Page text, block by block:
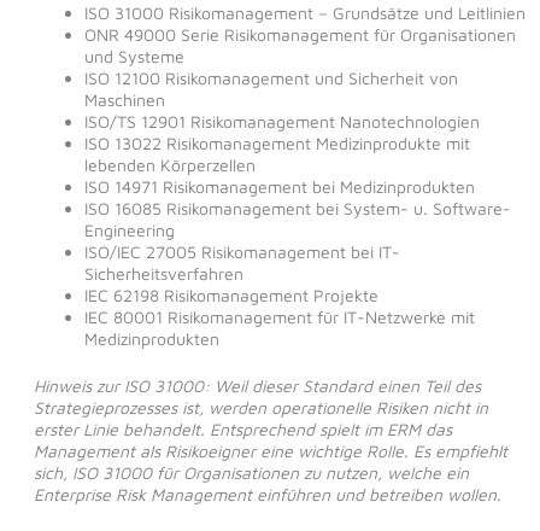
ISO 31000 Risikomanagement – Grundsätze und Leitlinien
ONR 49000 Serie Risikomanagement für Organisationen
und Systeme
ISO 12100 Risikomanagement und Sicherheit von
Maschinen
ISO/TS 12901 Risikomanagement Nanotechnologien
ISO 13022 Risikomanagement Medizinprodukte mit
lebenden Körperzellen
ISO 14971 Risikomanagement bei Medizinprodukten
ISO 16085 Risikomanagement bei System- u. Software-
Engineering
ISO/IEC 27005 Risikomanagement bei IT-
Sicherheitsverfahren
IEC 62198 Risikomanagement Projekte
IEC 80001 Risikomanagement für IT-Netzwerke mit
Medizinprodukten
Hinweis zur ISO 31000: Weil dieser Standard einen Teil des
Strategieprozesses ist, werden operationelle Risiken nicht in
erster Linie behandelt. Entsprechend spielt im ERM das
Management als Risikoeigner eine wichtige Rolle. Es empfiehlt
sich, ISO 31000 für Organisationen zu nutzen, welche ein
Enterprise Risk Management einführen und betreiben wollen.